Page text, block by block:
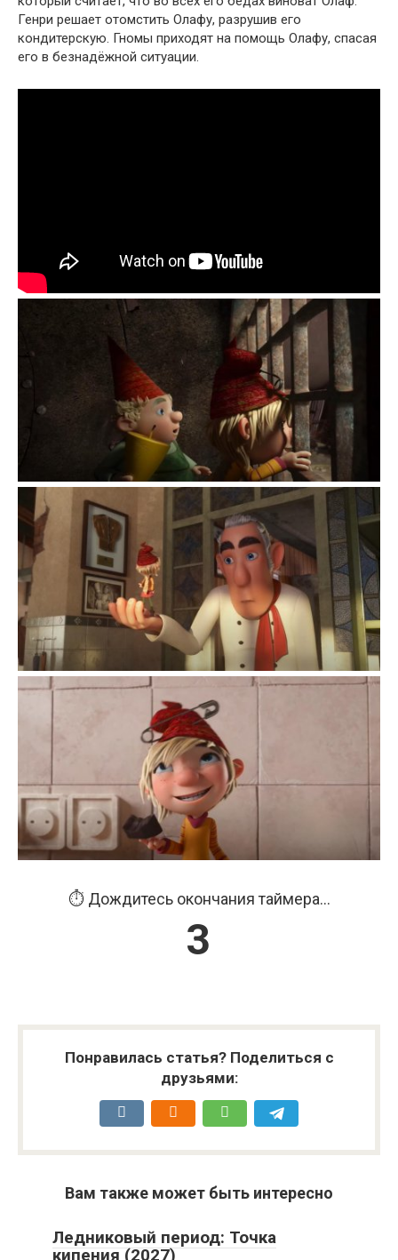
Генри решает отомстить Олафу, разрушив его
кондитерскую. Гномы приходят на помощь Олафу, спасая
его в безнадёжной ситуации.
⏱️ Дождитесь окончания таймера...
3
Понравилась статья? Поделиться с
друзьями:
Вам также может быть интересно
Ледниковый период: Точка
кипения (2027)